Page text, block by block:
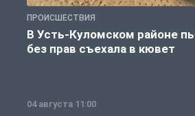
ПРОИСШЕСТВИЯ
В Усть-Куломском районе
без прав съехала в кювет
04 августа 11:00